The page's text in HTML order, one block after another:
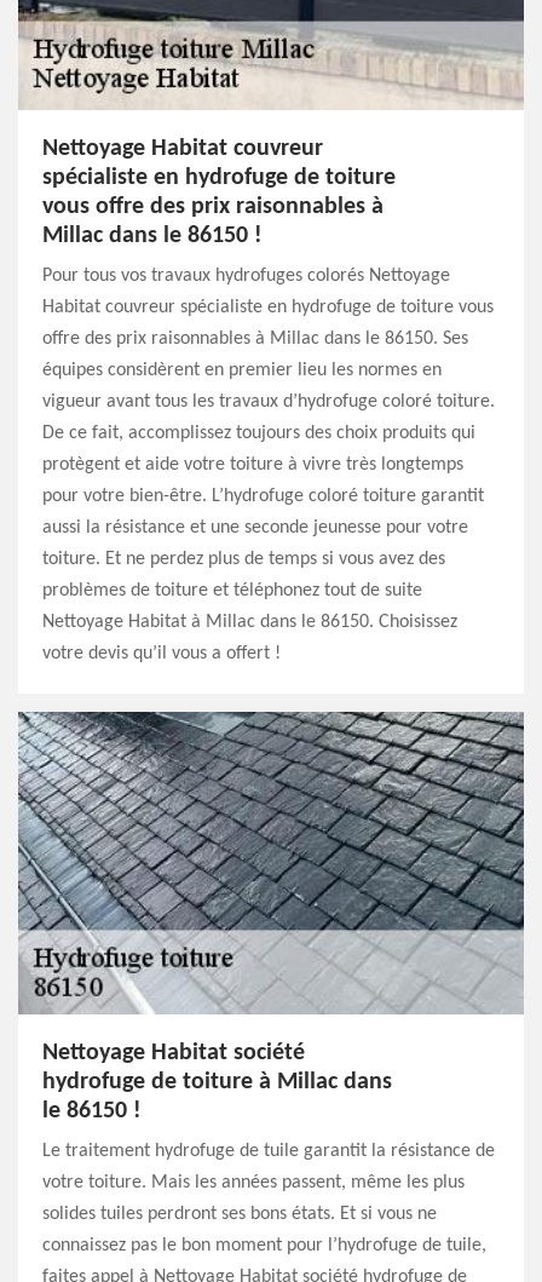
Nettoyage Habitat couvreur
spécialiste en hydrofuge de toiture
vous offre des prix raisonnables à
Millac dans le 86150 !
Pour tous vos travaux hydrofuges colorés Nettoyage
Habitat couvreur spécialiste en hydrofuge de toiture vous
offre des prix raisonnables à Millac dans le 86150. Ses
équipes considèrent en premier lieu les normes en
vigueur avant tous les travaux d’hydrofuge coloré toiture.
De ce fait, accomplissez toujours des choix produits qui
protègent et aide votre toiture à vivre très longtemps
pour votre bien-être. L’hydrofuge coloré toiture garantit
aussi la résistance et une seconde jeunesse pour votre
toiture. Et ne perdez plus de temps si vous avez des
problèmes de toiture et téléphonez tout de suite
Nettoyage Habitat à Millac dans le 86150. Choisissez
votre devis qu’il vous a offert !
Nettoyage Habitat société
hydrofuge de toiture à Millac dans
le 86150 !
Le traitement hydrofuge de tuile garantit la résistance de
votre toiture. Mais les années passent, même les plus
solides tuiles perdront ses bons états. Et si vous ne
connaissez pas le bon moment pour l’hydrofuge de tuile,
faites appel à Nettoyage Habitat société hydrofuge de